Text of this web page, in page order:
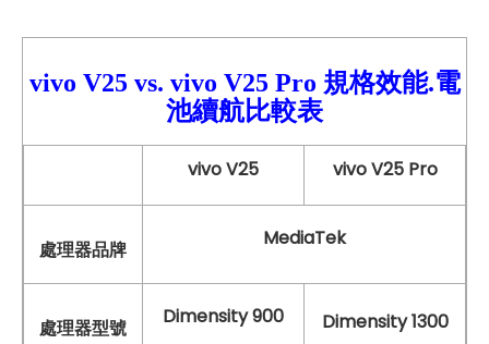
vivo V25vs. vivo V25 Pro 規格效能.電
池續航比較表
vivo V25 vivo V25 Pro
處理器品牌 MediaTek
處理器型號 Dimensity 900 Dimensity 1300